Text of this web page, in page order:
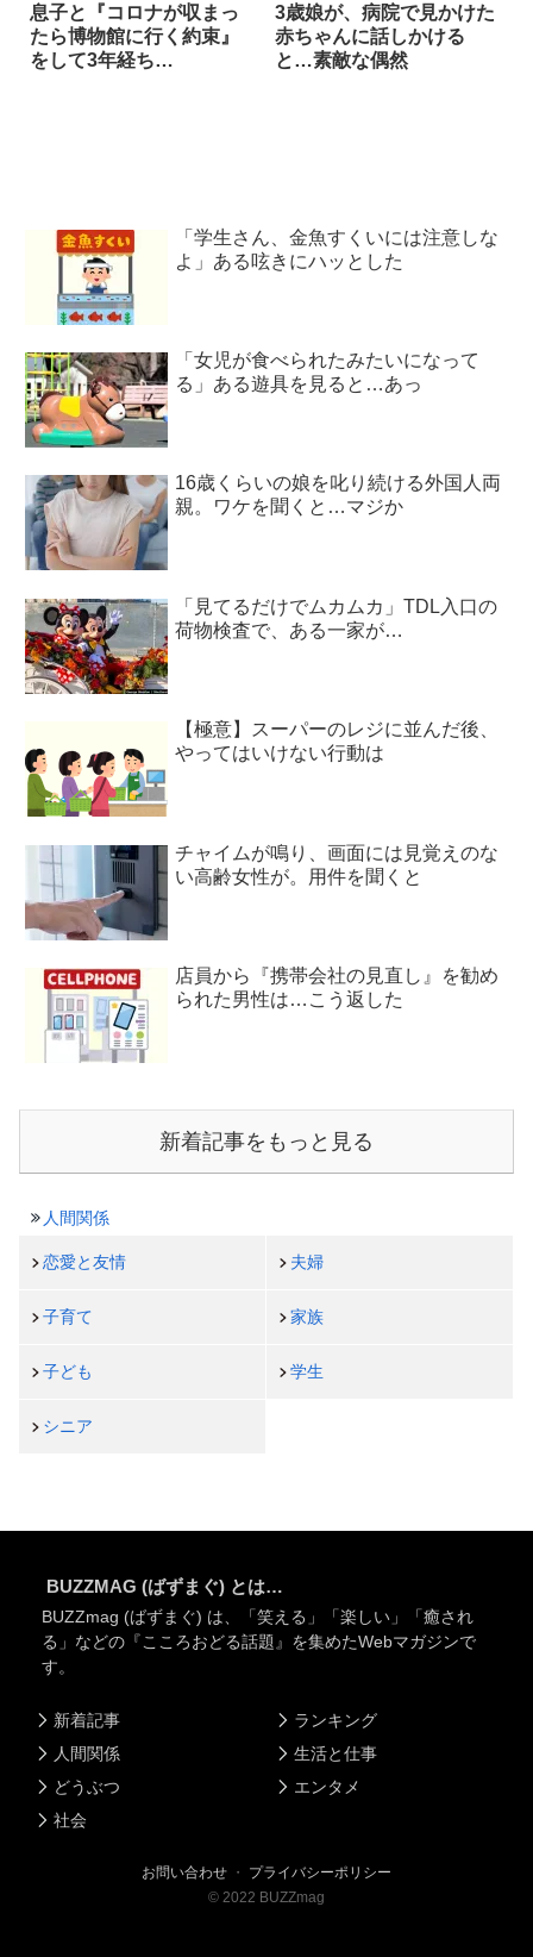
息子と『コロナが収まっ
たら博物館に行く約束』
をして3年経ち…
3歳娘が、病院で見かけた
赤ちゃんに話しかける
と…素敵な偶然
「学生さん、金魚すくいには注意しな
よ」ある呟きにハッとした
「女児が食べられたみたいになって
る」ある遊具を見ると…あっ
16歳くらいの娘を叱り続ける外国人両
親。ワケを聞くと…マジか
「見てるだけでムカムカ」TDL入口の
荷物検査で、ある一家が…
【極意】スーパーのレジに並んだ後、
やってはいけない行動は
チャイムが鳴り、画面には見覚えのな
い高齢女性が。用件を聞くと
店員から『携帯会社の見直し』を勧め
られた男性は…こう返した
新着記事をもっと見る
人間関係
恋愛と友情 夫婦
子育て 家族
子ども 学生
シニア
BUZZMAG (ばずまぐ) とは…
BUZZmag (ばずまぐ) は、「笑える」「楽しい」「癒され
る」などの『こころおどる話題』を集めたWebマガジンで
す。
新着記事
人間関係
どうぶつ
社会
ランキング
生活と仕事
エンタメ
お問い合わせ ・ プライバシーポリシー
© 2022 BUZZmag